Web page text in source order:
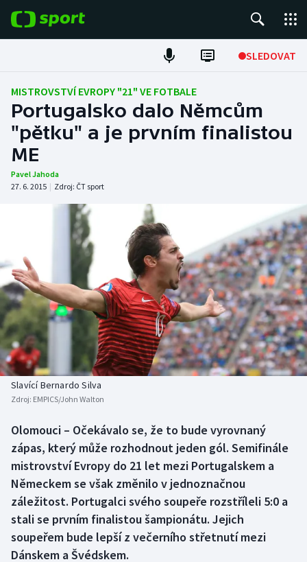
SLEDOVAT
Fotbal
Hokej
Tenis
Atletika
DALŠÍ SPORTY
Americký fotbal
Baseball a softbal
Basketbal
Biatlon
Box
Curling
Dostihy
Florbal
NEPŘEHLÉDNĚTE
Soutěže
Historické návraty
Aplikace ČT sport
MISTROVSTVÍ EVROPY "21" VE FOTBALE
Portugalsko dalo Němcům
"pětku" a je prvním finalistou
ME
Pavel Jahoda
27. 6. 2015 | Zdroj: ČT sport
Slavící Bernardo Silva
Zdroj: EMPICS/John Walton
Olomouci – Očekávalo se, že to bude vyrovnaný
zápas, který může rozhodnout jeden gól. Semifinále
mistrovství Evropy do 21 let mezi Portugalskem a
Německem se však změnilo v jednoznačnou
záležitost. Portugalci svého soupeře rozstříleli 5:0 a
stali se prvním finalistou šampionátu. Jejich
soupeřem bude lepší z večerního střetnutí mezi
Dánskem a Švédskem.